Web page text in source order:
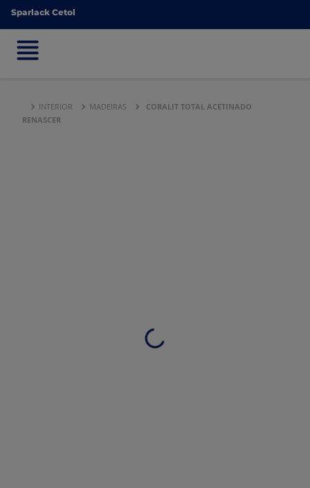
Sparlack Cetol
Sparlack Cetol
INTERIOR MADEIRAS
CORALIT TOTAL ACETINADO
RENASCER